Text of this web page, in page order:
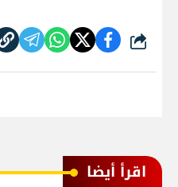
شارك
اقرأ أيضا